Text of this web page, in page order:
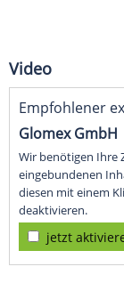
Video
Empfohlener
Glomex GmbH
Wir benötigen Ihre
eingebundenen
diesen mit einem
deaktivieren.
jetzt